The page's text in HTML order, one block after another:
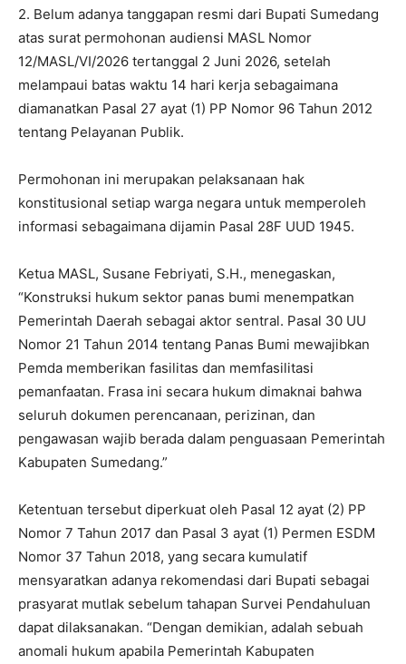
2. Belum adanya tanggapan resmi dari Bupati Sumedang
atas surat permohonan audiensi MASL Nomor
12/MASL/VI/2026 tertanggal 2 Juni 2026, setelah
melampaui batas waktu 14 hari kerja sebagaimana
diamanatkan Pasal 27 ayat (1) PP Nomor 96 Tahun 2012
tentang Pelayanan Publik.
Permohonan ini merupakan pelaksanaan hak
konstitusional setiap warga negara untuk memperoleh
informasi sebagaimana dijamin Pasal 28F UUD 1945.
Ketua MASL, Susane Febriyati, S.H., menegaskan,
“Konstruksi hukum sektor panas bumi menempatkan
Pemerintah Daerah sebagai aktor sentral. Pasal 30 UU
Nomor 21 Tahun 2014 tentang Panas Bumi mewajibkan
Pemda memberikan fasilitas dan memfasilitasi
pemanfaatan. Frasa ini secara hukum dimaknai bahwa
seluruh dokumen perencanaan, perizinan, dan
pengawasan wajib berada dalam penguasaan Pemerintah
Kabupaten Sumedang.”
Ketentuan tersebut diperkuat oleh Pasal 12 ayat (2) PP
Nomor 7 Tahun 2017 dan Pasal 3 ayat (1) Permen ESDM
Nomor 37 Tahun 2018, yang secara kumulatif
mensyaratkan adanya rekomendasi dari Bupati sebagai
prasyarat mutlak sebelum tahapan Survei Pendahuluan
dapat dilaksanakan. “Dengan demikian, adalah sebuah
anomali hukum apabila Pemerintah Kabupaten